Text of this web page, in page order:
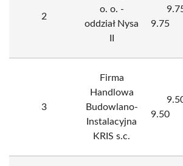
2
o. o. -
oddział Nysa
9.75
3
Firma
Handlowa
Budowlano-
Instalacyjna
KRIS s.c.
9.50